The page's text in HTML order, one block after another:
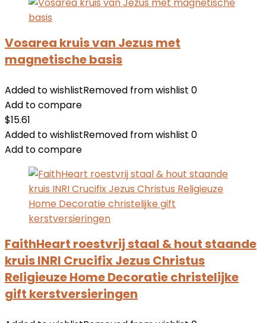
Vosarea kruis van Jezus met
magnetische basis
Added to wishlistRemoved from wishlist 0
Add to compare
$15.61
Added to wishlistRemoved from wishlist 0
Add to compare
FaithHeart roestvrij staal & hout staande
kruis INRI Crucifix Jezus Christus
Religieuze Home Decoratie christelijke
gift kerstversieringen